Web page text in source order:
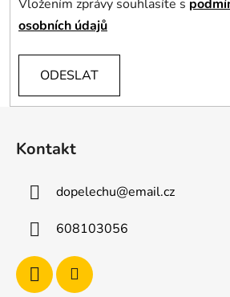
Vložením zprávy souhlasíte s
osobních údajů
ODESLAT
Kontakt
dopelechu@email.cz
608103056